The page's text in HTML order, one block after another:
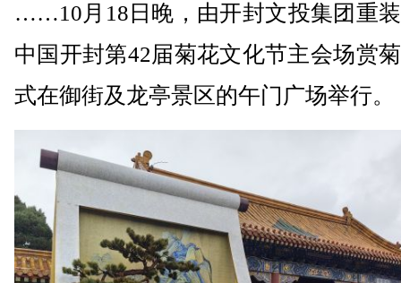
……10月18日晚，由开封文投集团重
中国开封第42届菊花文化节主会场赏
式在御街及龙亭景区的午门广场举行。